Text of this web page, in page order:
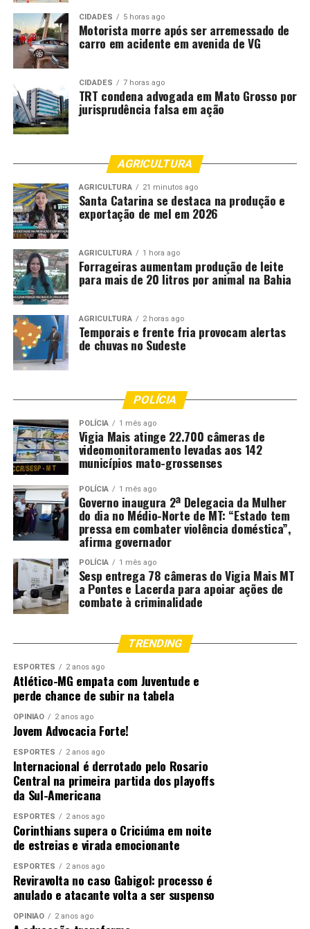
CIDADES 5 horas ago
Motorista morre após ser arremessado de
carro em acidente em avenida de VG
CIDADES 7 horas ago
TRT condena advogada em Mato Grosso por
jurisprudência falsa em ação
AGRICULTURA
AGRICULTURA 21 minutos ago
Santa Catarina se destaca na produção e
exportação de mel em 2026
AGRICULTURA 1 hora ago
Forrageiras aumentam produção de leite
para mais de 20 litros por animal na Bahia
AGRICULTURA 2 horas ago
Temporais e frente fria provocam alertas
de chuvas no Sudeste
POLÍCIA
POLÍCIA 1 mês ago
Vigia Mais atinge 22.700 câmeras de
videomonitoramento levadas aos 142
municípios mato-grossenses
POLÍCIA 1 mês ago
Governo inaugura 2ª Delegacia da Mulher
do dia no Médio-Norte de MT: “Estado tem
pressa em combater violência doméstica”,
afirma governador
POLÍCIA 1 mês ago
Sesp entrega 78 câmeras do Vigia Mais MT
a Pontes e Lacerda para apoiar ações de
combate à criminalidade
TRENDING
ESPORTES 2 anos ago
Atlético-MG empata com Juventude e
perde chance de subir na tabela
OPINIÃO 2 anos ago
Jovem Advocacia Forte!
ESPORTES 2 anos ago
Internacional é derrotado pelo Rosario
Central na primeira partida dos playoffs
da Sul-Americana
ESPORTES 2 anos ago
Corinthians supera o Criciúma em noite
de estreias e virada emocionante
ESPORTES 2 anos ago
Reviravolta no caso Gabigol: processo é
anulado e atacante volta a ser suspenso
OPINIÃO 2 anos ago